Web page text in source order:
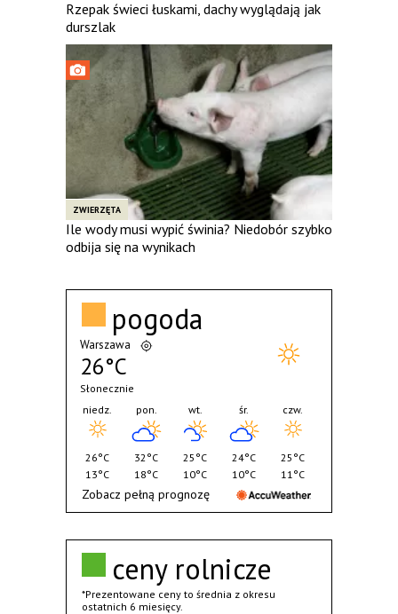
Rzepak świeci łuskami, dachy wyglądają jak
durszlak
ZWIERZĘTA
Ile wody musi wypić świnia? Niedobór szybko
odbija się na wynikach
ceny rolnicze
*Prezentowane ceny to średnia z okresu
ostatnich 6 miesięcy.
pogoda
Warszawa
26°C
Słonecznie
niedz.
26°C
13°C
pon.
32°C
18°C
wt.
25°C
10°C
śr.
24°C
10°C
czw.
25°C
11°C
Zobacz pełną prognozę